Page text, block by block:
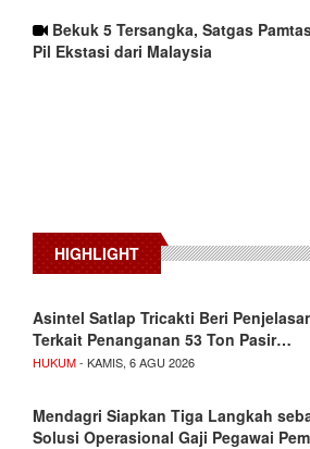
Bekuk 5 Tersangka, Satgas
Pil Ekstasi dari Malaysia
HIGHLIGHT
Asintel Satlap Tricakti Beri
Terkait Penanganan 53 Ton Pasir…
HUKUM- KAMIS, 6 AGU 2026
Mendagri Siapkan Tiga Langkah
Solusi Operasional Gaji Pegawai